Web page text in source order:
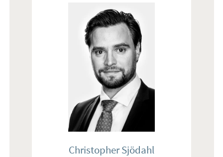
Christopher Sjödahl